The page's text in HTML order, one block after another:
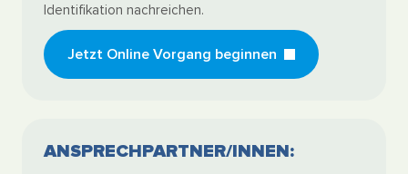
Identifikation nachreichen.
Jetzt Online Vorgang beginnen
ANSPRECHPARTNER/INNEN: